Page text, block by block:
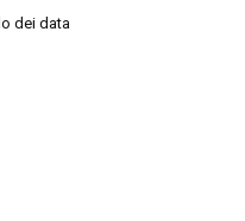
dei data